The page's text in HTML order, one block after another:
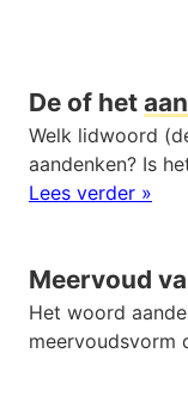
De of het
Welk lidwoord
aandenken? Is
Lees verder »
Meervoud
Het woord
meervoudsvorm